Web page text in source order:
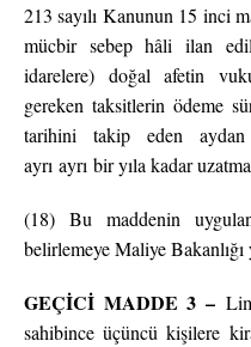
213 sayılı Kanunun 15 inci
mücbir sebep hâli ilan
idarelere) doğal afetin
gereken taksitlerin ödeme
tarihini takip eden
ayrı ayrı bir yıla kadar
(18) Bu maddenin
belirlemeye Maliye
GEÇİCİ MADDE 3 –
sahibince üçüncü kişilere